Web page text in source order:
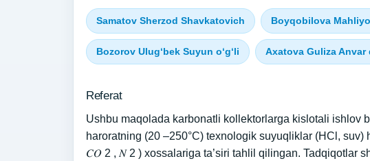
Samatov Sherzod Shavkatovich Boyqobilova
Bozorov Ulug‘bek Suyun o‘g‘li Axatova Guliza Anvar
Referat
Ushbu maqolada karbonatli kollektorlarga kislotali ishlov
haroratning (20 –250°C) texnologik suyuqliklar (HCl,
𝐶𝑂 2 , 𝑁 2 ) xossalariga ta’siri tahlil qilingan. Tadqiqotlar